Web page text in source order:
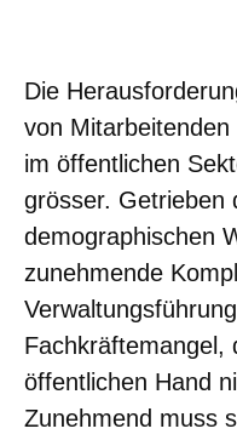
Die
von
im öffentlichen
grösser. Getrieben
demographischen
zunehmende
Fachkräftemangel,
öffentlichen Hand
Zunehmend muss